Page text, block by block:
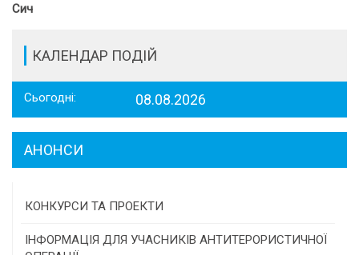
Сич
КАЛЕНДАР ПОДІЙ
Сьогодні: 08.08.2026
АНОНСИ
КОНКУРСИ ТА ПРОЕКТИ
Конкурс проектів та програм місцевого
ІНФОРМАЦІЯ ДЛЯ УЧАСНИКІВ АНТИТЕРОРИСТИЧНОЇ